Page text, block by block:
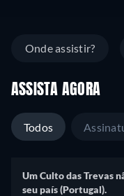
Onde assistir?
ASSISTA AGORA
Todos
Um Culto das Trevas
seu país (Portugal).